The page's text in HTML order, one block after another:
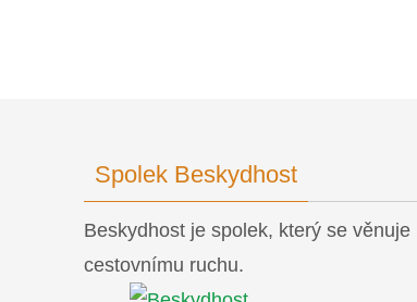
Spolek Beskydhost
Beskydhost je spolek, který se věnuje
cestovnímu ruchu.